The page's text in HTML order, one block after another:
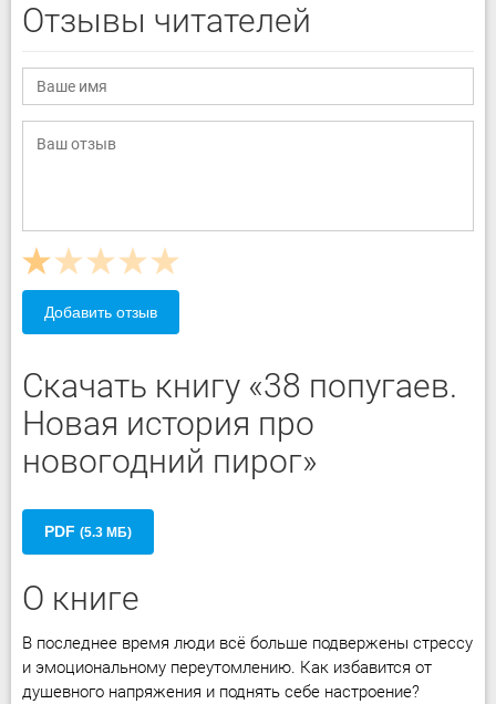
Отзывы читателей
Добавить отзыв
Скачать книгу «38 попугаев.
Новая история про
новогодний пирог»
PDF (5.3 МБ)
О книге
В последнее время люди всё больше подвержены стрессу
и эмоциональному переутомлению. Как избавится от
душевного напряжения и поднять себе настроение?